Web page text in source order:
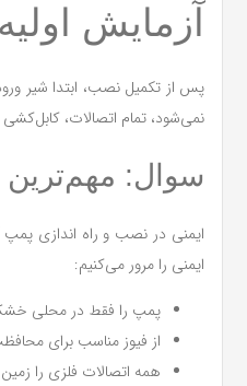
آزمایش
پس از تکمیل نصب، ابتدا شیر
نمی‌شود، تمام اتصالات، کابل‌کشی
سوال:
ایمنی در نصب و راه اندازی پمپ
ایمنی را مرور می‌کنیم:
پمپ را فقط در محلی خشک
از فیوز مناسب برای
همه اتصالات فلزی را